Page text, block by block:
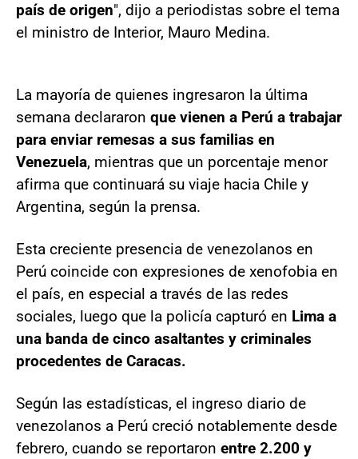
país de origen", dijo a periodistas sobre el tema
el ministro de Interior, Mauro Medina.
La mayoría de quienes ingresaron la última
semana declararon que vienen a Perú a trabajar
para enviar remesas a sus familias en
Venezuela, mientras que un porcentaje menor
afirma que continuará su viaje hacia Chile y
Argentina, según la prensa.
Esta creciente presencia de venezolanos en
Perú coincide con expresiones de xenofobia en
el país, en especial a través de las redes
sociales, luego que la policía capturó en Lima a
una banda de cinco asaltantes y criminales
procedentes de Caracas.
Según las estadísticas, el ingreso diario de
venezolanos a Perú creció notablemente desde
febrero, cuando se reportaron entre 2.200 y